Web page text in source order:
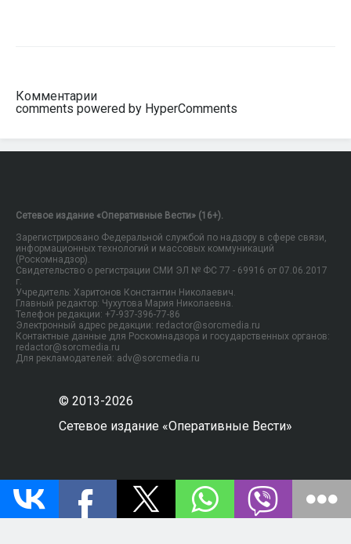
Комментарии
comments powered by HyperComments
Сетевое издание «Оперативные Вести» (16+).
Зарегистрировано Федеральной службой по надзору в сфере связи,
информационных технологий и массовых коммуникаций
(Роскомнадзор).
Свидетельство о регистрации СМИ ЭЛ № ФС 77 - 69916 от 07.06.2017
г.
Учредитель: Харитонов Константин Николаевич.
Главный редактор: Чухутова Мария Николаевна.
Телефон редакции: +7-937-396-77-86
Электронный адрес редакции: redactor@sorcmedia.ru
Контактные данные для Роскомнадзора и государственных органов:
redactor@sorcmedia.ru
Для рекламодателей: adv@sorcmedia.ru
© 2013-2026
Сетевое издание «Оперативные Вести»